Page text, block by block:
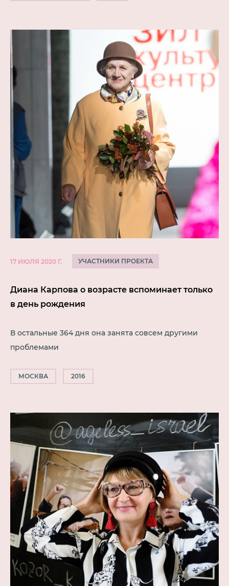
17 ИЮЛЯ 2020 Г. УЧАСТНИКИ ПРОЕКТА
Диана Карпова о возрасте вспоминает только
в день рождения
В остальные 364 дня она занята совсем другими
проблемами
МОСКВА 2016